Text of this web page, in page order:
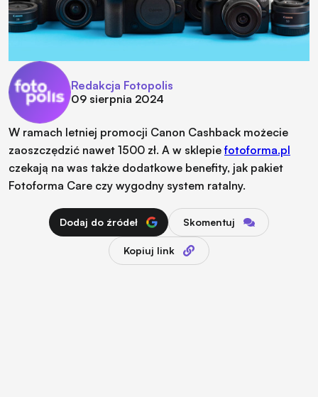
Redakcja Fotopolis
09 sierpnia 2024
W ramach letniej promocji Canon Cashback możecie
zaoszczędzić nawet 1500 zł. A w sklepiefotoforma.pl
czekają na was także dodatkowe benefity, jak pakiet
Fotoforma Care czy wygodny system ratalny.
Dodaj do źródeł Skomentuj
Kopiuj link